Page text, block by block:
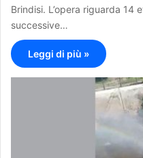
Brindisi. L’opera riguarda 14
successive…
Leggi di più »